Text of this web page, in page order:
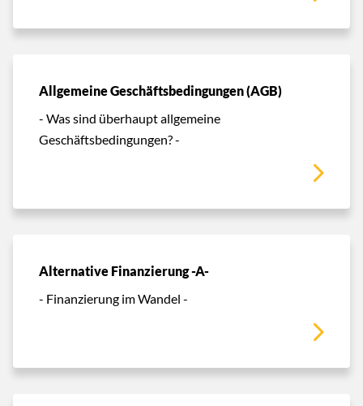
Allgemeine Geschäftsbedingungen (AGB)
- Was sind überhaupt allgemeine
Geschäftsbedingungen? -
Alternative Finanzierung -A-
- Finanzierung im Wandel -